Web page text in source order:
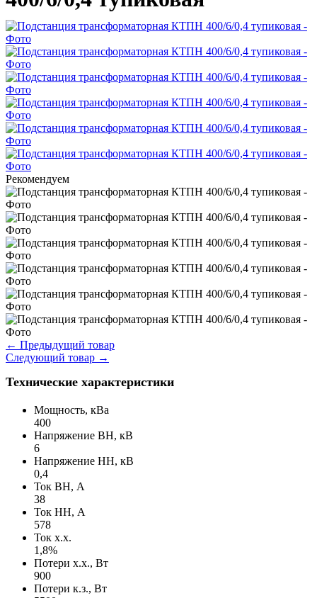
Рекомендуем
← Предыдущий товар
Следующий товар →
Технические характеристики
Мощность, кВа
400
Напряжение ВН, кВ
6
Напряжение НН, кВ
0,4
Ток ВН, А
38
Ток НН, А
578
Ток х.х.
1,8%
Потери х.х., Вт
900
Потери к.з., Вт